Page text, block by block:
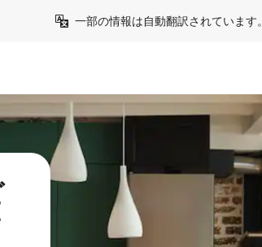
一部の情報は自動翻訳されています。